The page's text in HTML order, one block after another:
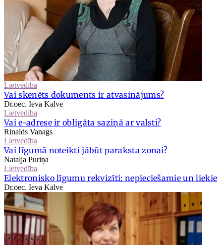
Lietvedība
Vai skenēts dokuments ir atvasinājums?
Dr.oec. Ieva Kalve
Lietvedība
Vai e-adrese ir obligāta saziņā ar valsti?
Rinalds Vanags
Lietvedība
Vai līgumā noteikti jābūt paraksta zonai?
Nataļja Puriņa
Lietvedība
Elektronisko līgumu rekvizīti: nepieciešamie un liekie
Dr.oec. Ieva Kalve